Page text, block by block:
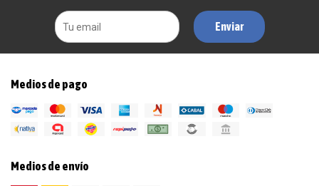
Enviar
Medios de pago
Medios de envío